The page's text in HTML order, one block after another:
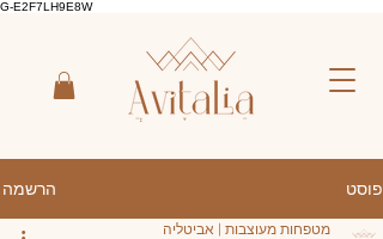
G-E2F7LH9E8W
פוסט הרשמה
מטפחות מעוצבות | אביטליה